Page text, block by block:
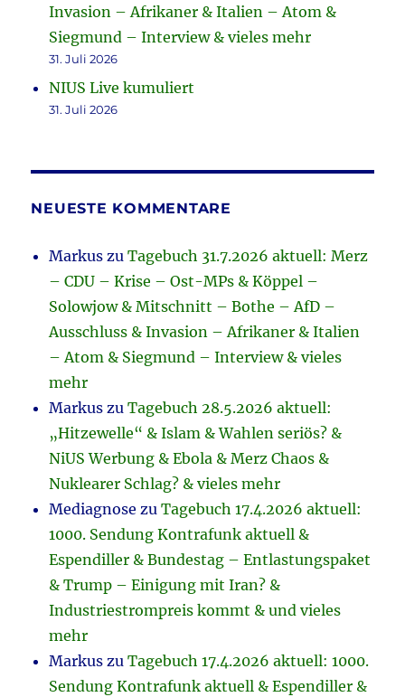
Invasion – Afrikaner & Italien – Atom &
Siegmund – Interview & vieles mehr
31. Juli 2026
NIUS Live kumuliert
31. Juli 2026
NEUESTE KOMMENTARE
Markus zuTagebuch 31.7.2026 aktuell: Merz
– CDU – Krise – Ost-MPs & Köppel –
Solowjow & Mitschnitt – Bothe – AfD –
Ausschluss & Invasion – Afrikaner & Italien
– Atom & Siegmund – Interview & vieles
mehr
Markus zuTagebuch 28.5.2026 aktuell:
„Hitzewelle“ & Islam & Wahlen seriös? &
NiUS Werbung & Ebola & Merz Chaos &
Nuklearer Schlag? & vieles mehr
Mediagnose zuTagebuch 17.4.2026 aktuell:
1000. Sendung Kontrafunk aktuell &
Espendiller & Bundestag – Entlastungspaket
& Trump – Einigung mit Iran? &
Industriestrompreis kommt & und vieles
mehr
Markus zuTagebuch 17.4.2026 aktuell: 1000.
Sendung Kontrafunk aktuell & Espendiller &